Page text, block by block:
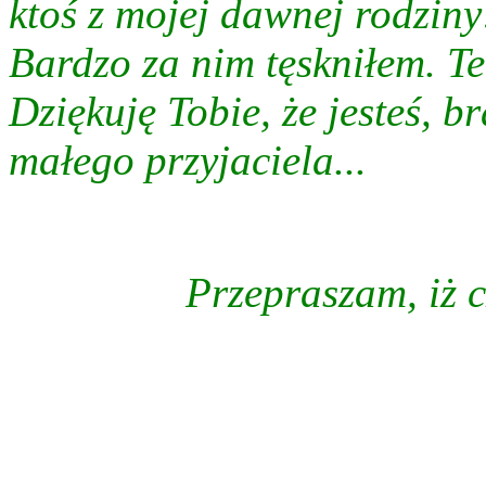
ktoś z mojej dawnej
Bardzo za nim tęskniłem.
Dziękuję Tobie, że jesteś,
małego przyjaciela...
Przepraszam, iż